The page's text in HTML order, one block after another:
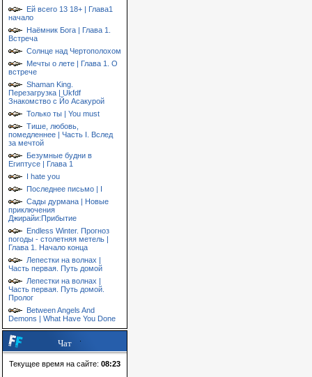
Ей всего 13 18+ | Глава1
начало
Наёмник Бога | Глава 1.
Встреча
Солнце над Чертополохом
Мечты о лете | Глава 1. О
встрече
Shaman King.
Перезагрузка | Ukfdf
Знакомство с Йо Асакурой
Только ты | You must
Тише, любовь,
помедленнее | Часть I. Вслед
за мечтой
Безумные будни в
Египтусе | Глава 1
I hate you
Последнее письмо | I
Сады дурмана | Новые
приключения
Джирайи:Прибытие
Endless Winter. Прогноз
погоды - столетняя метель |
Глава 1. Начало конца
Лепестки на волнах |
Часть первая. Путь домой
Лепестки на волнах |
Часть первая. Путь домой.
Пролог
Between Angels And
Demons | What Have You Done
Чат
Текущее время на сайте: 08:23